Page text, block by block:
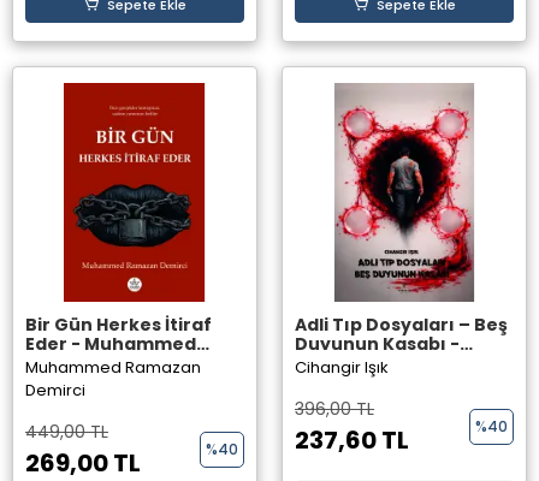
Sepete Ekle Sepete Ekle
Bir Gün Herkes İtiraf
Eder - Muhammed
Ramazan Demirci -
Elpis Yayınları
Muhammed Ramazan
Demirci
449,00 TL
269,00 TL %40
Adli Tıp Dosyaları – Beş
Duyunun Kasabı -
Cihangir IŞIK - Theseus
Yayınevi
Cihangir Işık
396,00 TL
237,60 TL %40